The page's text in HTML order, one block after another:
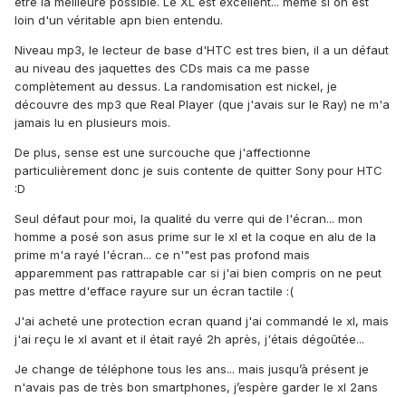
loin d'un véritable apn bien entendu.
Niveau mp3, le lecteur de base d'HTC est tres bien, il a un défaut
au niveau des jaquettes des CDs mais ca me passe
complètement au dessus. La randomisation est nickel, je
découvre des mp3 que Real Player (que j'avais sur le Ray) ne m'a
jamais lu en plusieurs mois.
De plus, sense est une surcouche que j'affectionne
particulièrement donc je suis contente de quitter Sony pour HTC
:D
Seul défaut pour moi, la qualité du verre qui de l'écran... mon
homme a posé son asus prime sur le xl et la coque en alu de la
prime m'a rayé l'écran... ce n'"est pas profond mais
apparemment pas rattrapable car si j'ai bien compris on ne peut
pas mettre d'efface rayure sur un écran tactile :(
J'ai acheté une protection ecran quand j'ai commandé le xl, mais
j'ai reçu le xl avant et il était rayé 2h après, j'étais dégoûtée...
Je change de téléphone tous les ans... mais jusqu’à présent je
n'avais pas de très bon smartphones, j’espère garder le xl 2ans